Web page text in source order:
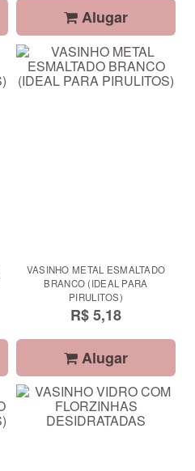
Alugar
VASINHO METAL ESMALTADO
BRANCO (IDEAL PARA
PIRULITOS)
R$ 5,18
Alugar